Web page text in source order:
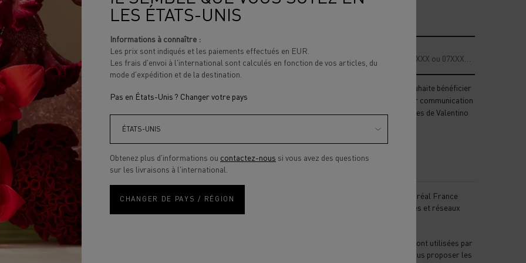
Cadeaux pour Homme
Cadeaux Maquillage
Cadeaux Parfums
Numéro de téléphone portable (Ex : 06XXXXXXXX ou 07XXXXXXXX)
Je déclare être âgé(e) de 16 ans ou plus et souhaite bénéficier
d’offres personnalisées de L’Oréal France par communication
directe, en relation avec les produits et services de Valentino
ainsi que via des publicités des marques de L’Oréal France
adaptées à mes intérêts affichées sur des sites et réseaux
Les données que vous nous communiquez seront utilisées par
L’Oréal France pour enrichir votre profil et vous proposer les
LES ÉTATS-UNIS
Informations à connaître :
Les prix sont indiqués et les paiements effectués en EUR.
Les frais d'envoi à l'international sont calculés en fonction de vos articles, du
mode d'expédition et de la destination.
Pas en États-Unis ? Changer votre pays
Obtenez plus d'informations ou contactez-nous si vous avez des questions
sur les livraisons à l'international.
CHANGER DE PAYS / RÉGION